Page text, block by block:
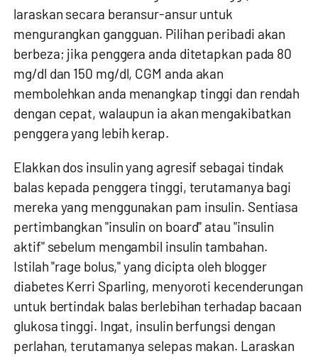
laraskan secara beransur-ansur untuk
mengurangkan gangguan. Pilihan peribadi akan
berbeza; jika penggera anda ditetapkan pada 80
mg/dl dan 150 mg/dl, CGM anda akan
membolehkan anda menangkap tinggi dan rendah
dengan cepat, walaupun ia akan mengakibatkan
penggera yang lebih kerap.
Elakkan dos insulin yang agresif sebagai tindak
balas kepada penggera tinggi, terutamanya bagi
mereka yang menggunakan pam insulin. Sentiasa
pertimbangkan "insulin on board" atau "insulin
aktif" sebelum mengambil insulin tambahan.
Istilah "rage bolus," yang dicipta oleh blogger
diabetes Kerri Sparling, menyoroti kecenderungan
untuk bertindak balas berlebihan terhadap bacaan
glukosa tinggi. Ingat, insulin berfungsi dengan
perlahan, terutamanya selepas makan. Laraskan